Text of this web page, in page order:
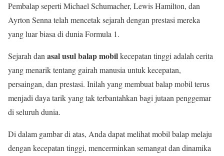
Pembalap seperti Michael Schumacher, Lewis Hamilton, dan
Ayrton Senna telah mencetak sejarah dengan prestasi mereka
yang luar biasa di dunia Formula 1.
Sejarah dan asal usul balap mobilkecepatan tinggi adalah cerita
yang menarik tentang gairah manusia untuk kecepatan,
persaingan, dan prestasi. Inilah yang membuat balap mobil terus
menjadi daya tarik yang tak terbantahkan bagi jutaan penggemar
di seluruh dunia.
Di dalam gambar di atas, Anda dapat melihat mobil balap melaju
dengan kecepatan tinggi, mencerminkan semangat dan dinamika